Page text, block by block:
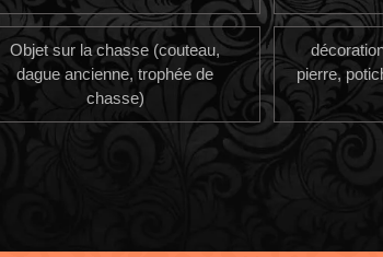
Objet sur la chasse (couteau,
dague ancienne, trophée de
chasse)
pierre,